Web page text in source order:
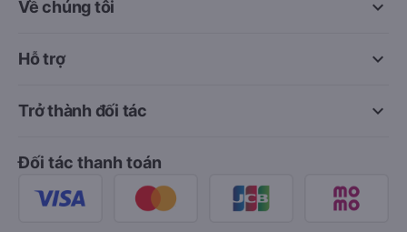
keyboard_arrow_down
Về chúng tôi
keyboard_arrow_down
Hỗ trợ
keyboard_arrow_down
Trở thành đối tác
Đối tác thanh toán